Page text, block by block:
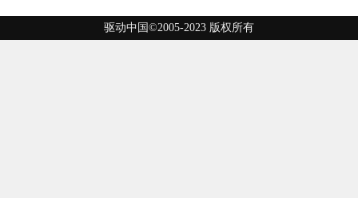
驱动中国©2005-2023 版权所有